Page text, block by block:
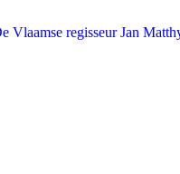
regisseur Jan